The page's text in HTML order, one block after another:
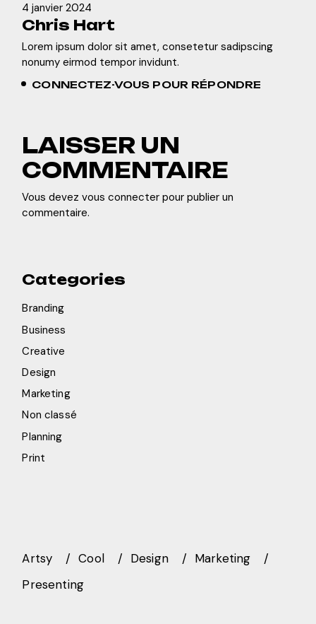
4 janvier 2024
Chris Hart
CONNECTEZ-VOUS POUR RÉPONDRE
Lorem ipsum dolor sit amet, consetetur sadipscing
nonumy eirmod tempor invidunt.
LAISSER UN
COMMENTAIRE
Vous devezvous connecter pour publier un
commentaire.
Categories
Branding
Business
Creative
Design
Marketing
Non classé
Planning
Print
Artsy Cool Design
Marketing
Presenting